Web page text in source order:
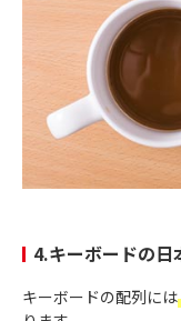
4.キーボードの日
キーボードの配列には